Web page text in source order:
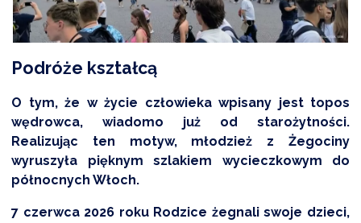
Podróże kształcą
O tym, że w życie człowieka wpisany jest topos
wędrowca, wiadomo już od starożytności.
Realizując ten motyw, młodzież z Żegociny
wyruszyła pięknym szlakiem wycieczkowym do
północnych Włoch.
7 czerwca 2026 roku Rodzice żegnali swoje dzieci,